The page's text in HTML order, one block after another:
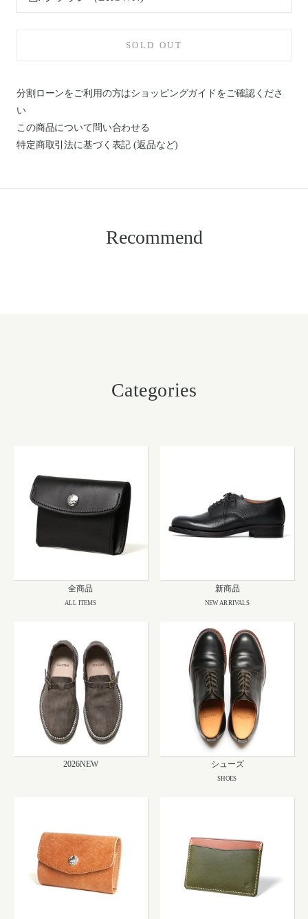
SOLD OUT
分割ローンをご利用の方はショッピングガイドを ご確認くださ
い
この商品について問い合わせる
特定商取引法に基づく表記 (返品など)
Recommend
Categories
全商品
ALL ITEMS
新商品
NEW ARRIVALS
2026NEW シューズ
SHOES